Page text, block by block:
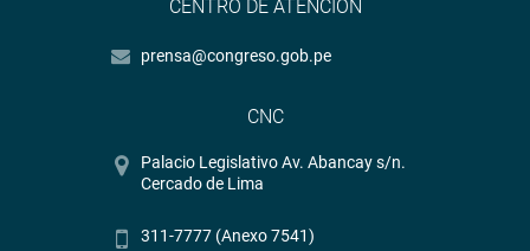
CENTRO DE ATENCIÓN
prensa@congreso.gob.pe
CNC
Palacio Legislativo Av. Abancay s/n.
Cercado de Lima
311-7777 (Anexo 7541)